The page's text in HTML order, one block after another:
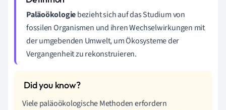
Paläoökologiebezieht sich auf das Studium von
fossilen Organismen und ihren Wechselwirkungen mit
der umgebenden Umwelt, um Ökosysteme der
Vergangenheit zu rekonstruieren.
Viele paläoökologische Methoden erfordern